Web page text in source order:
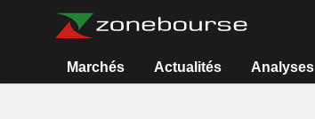
Marchés Actualités Analyses